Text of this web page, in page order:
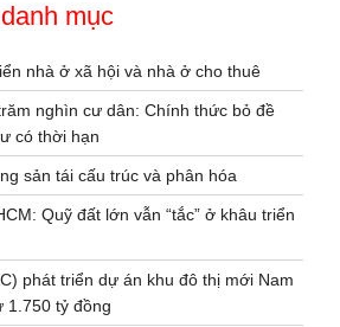
mục
nhà ở xã hội và nhà ở cho thuê
nghìn cư dân: Chính thức bỏ đề
có thời hạn
sản tái cấu trúc và phân hóa
Quỹ đất lớn vẫn “tắc” ở khâu triển
phát triển dự án khu đô thị mới Nam
1.750 tỷ đồng